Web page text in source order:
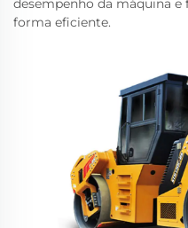
desempenho da máquina e
forma eficiente.